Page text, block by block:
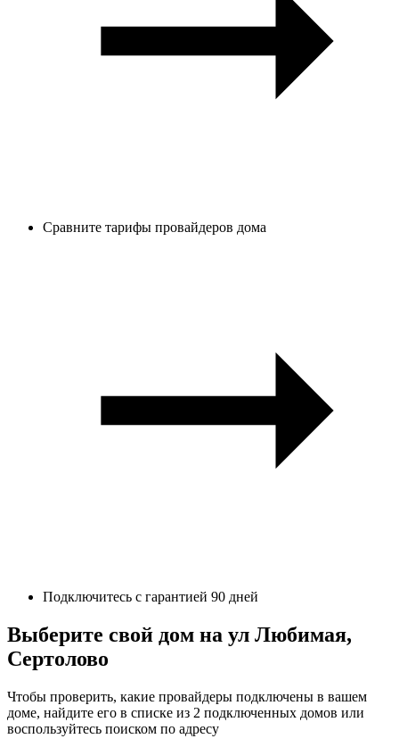
Сравните тарифы провайдеров дома
Подключитесь с гарантией 90 дней
Выберите свой дом на ул Любимая,
Сертолово
Чтобы проверить, какие провайдеры подключены в вашем
доме, найдите его в списке из 2 подключенных домов или
воспользуйтесь поиском по адресу